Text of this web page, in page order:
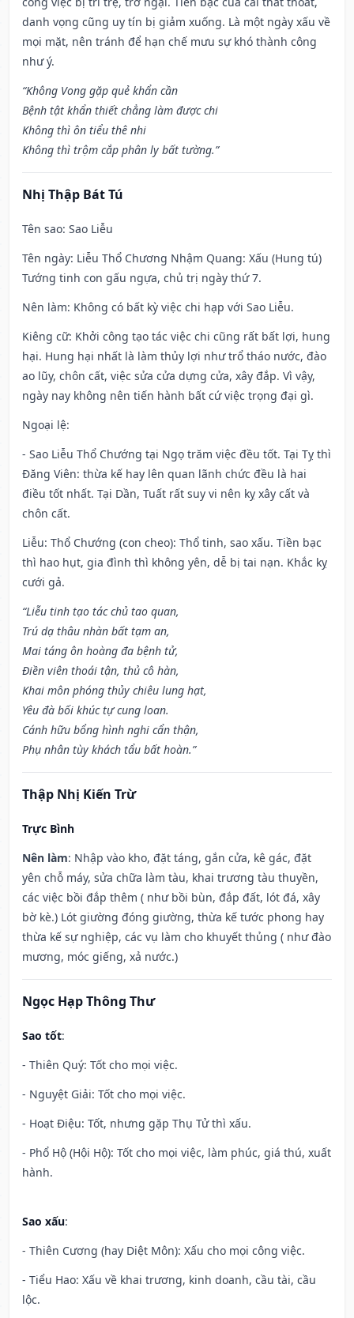
danh vọng cũng uy tín bị giảm xuống. Là một ngày xấu về
mọi mặt, nên tránh để hạn chế mưu sự khó thành công
như ý.
“Không Vong gặp quẻ khẩn cần
Bệnh tật khẩn thiết chẳng làm được chi
Không thì ôn tiểu thê nhi
Không thì trộm cắp phân ly bất tường.”
Nhị Thập Bát Tú
Tên sao: Sao Liễu
Tên ngày: Liễu Thổ Chương Nhậm Quang: Xấu (Hung tú)
Tướng tinh con gấu ngựa, chủ trị ngày thứ 7.
Nên làm: Không có bất kỳ việc chi hạp với Sao Liễu.
Kiêng cữ: Khởi công tạo tác việc chi cũng rất bất lợi, hung
hại. Hung hại nhất là làm thủy lợi như trổ tháo nước, đào
ao lũy, chôn cất, việc sửa cửa dựng cửa, xây đắp. Vì vậy,
ngày nay không nên tiến hành bất cứ việc trọng đại gì.
Ngoại lệ:
- Sao Liễu Thổ Chướng tại Ngọ trăm việc đều tốt. Tại Tỵ thì
Đăng Viên: thừa kế hay lên quan lãnh chức đều là hai
điều tốt nhất. Tại Dần, Tuất rất suy vi nên kỵ xây cất và
chôn cất.
Liễu: Thổ Chướng (con cheo): Thổ tinh, sao xấu. Tiền bạc
thì hao hụt, gia đình thì không yên, dễ bị tai nạn. Khắc kỵ
cưới gả.
“Liễu tinh tạo tác chủ tao quan,
Trú dạ thâu nhàn bất tạm an,
Mai táng ôn hoàng đa bệnh tử,
Điền viên thoái tận, thủ cô hàn,
Khai môn phóng thủy chiêu lung hạt,
Yêu đà bối khúc tự cung loan.
Cánh hữu bổng hình nghi cẩn thận,
Phụ nhân tùy khách tẩu bất hoàn.”
Thập Nhị Kiến Trừ
Trực Bình
Nên làm: Nhập vào kho, đặt táng, gắn cửa, kê gác, đặt
yên chỗ máy, sửa chữa làm tàu, khai trương tàu thuyền,
các việc bồi đắp thêm ( như bồi bùn, đắp đất, lót đá, xây
bờ kè.) Lót giường đóng giường, thừa kế tước phong hay
thừa kế sự nghiệp, các vụ làm cho khuyết thủng ( như đào
mương, móc giếng, xả nước.)
Ngọc Hạp Thông Thư
Sao tốt:
- Thiên Quý: Tốt cho mọi việc.
- Nguyệt Giải: Tốt cho mọi việc.
- Hoạt Điệu: Tốt, nhưng gặp Thụ Tử thì xấu.
- Phổ Hộ (Hội Hộ): Tốt cho mọi việc, làm phúc, giá thú, xuất
hành.
Sao xấu:
- Thiên Cương (hay Diệt Môn): Xấu cho mọi công việc.
- Tiểu Hao: Xấu về khai trương, kinh doanh, cầu tài, cầu
lộc.